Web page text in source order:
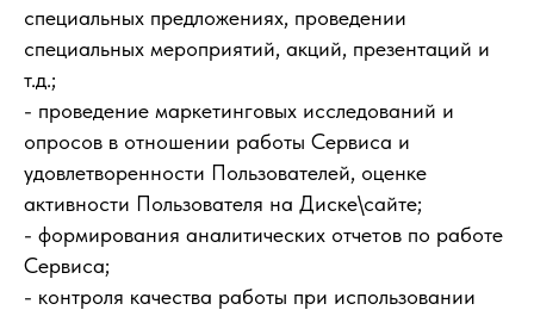
специальных предложениях, проведении
специальных мероприятий, акций, презентаций и
т.д.;
- проведение маркетинговых исследований и
опросов в отношении работы Сервиса и
удовлетворенности Пользователей, оценке
активности Пользователя на Диске\сайте;
- формирования аналитических отчетов по работе
Сервиса;
- контроля качества работы при использовании